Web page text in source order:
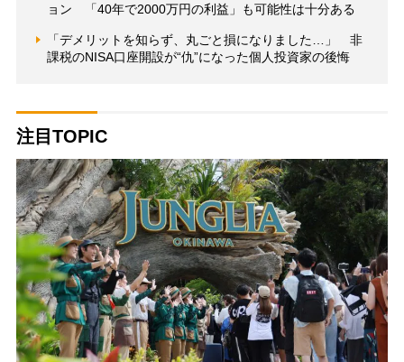
ョン 「40年で2000万円の利益」も可能性は十分ある
「デメリットを知らず、丸ごと損になりました…」 非
課税のNISA口座開設が“仇”になった個人投資家の後悔
注目TOPIC